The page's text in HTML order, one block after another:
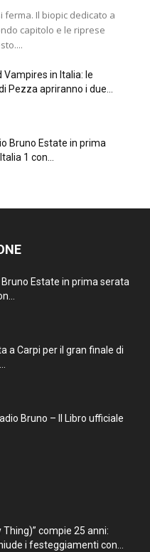
ferma. Il biopic dedicato a
capitolo e le riprese
Vampires in Italia: le
Pezza apriranno i due...
Bruno Estate in prima
1 con...
Bruno Estate in prima serata
a Carpi per il gran finale di
Bruno – Il Libro ufficiale
Thing)” compie 25 anni:
i festeggiamenti con...